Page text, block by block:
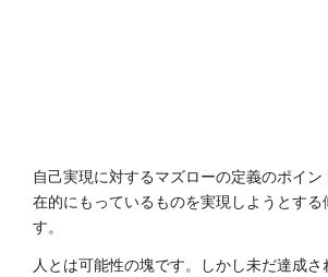
自己実現に対するマズローの定義のポイ
在的にもっているものを実現しようとする
す。
人とは可能性の塊です。しかし未だ達成